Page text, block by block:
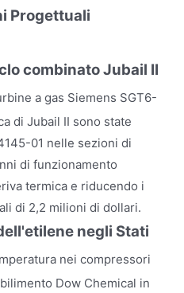
Progettuali
combinato Jubail II
a gas Siemens SGT6-
di Jubail II sono state
01 nelle sezioni di
di funzionamento
termica e riducendo i
di 2,2 milioni di dollari.
negli Stati
nei compressori
Dow Chemical in